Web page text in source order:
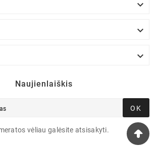



Naujienlaiškis
OK
vėliau galėsite atsisakyti.